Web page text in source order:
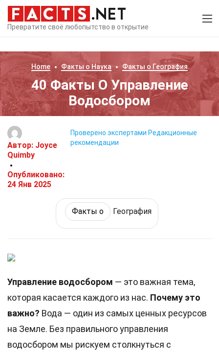
Превратите своё любопытство в открытие
Home Факты о Наука Факты о География
40 Факты О Управление
Водосбором
Автор: Joyce
Quimby
Опубликовано:
24 Янв 2025
Проверено экспертами Редакционные
рекомендации
Факты о География
Управление водосбором — это важная тема,
которая касается каждого из нас. Почему это
важно? Вода — один из самых ценных ресурсов
на Земле. Без правильного управления
водосбором мы рискуем столкнуться с